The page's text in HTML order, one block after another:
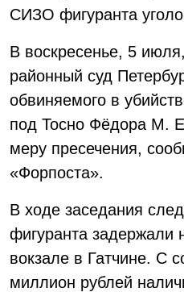
СИЗО фигуранта
В воскресенье, 5
районный суд
обвиняемого в
под Тосно Фёдора М.
меру пресечения,
«Форпоста».
В ходе заседания
фигуранта задержали
вокзале в Гатчине. С
миллион рублей